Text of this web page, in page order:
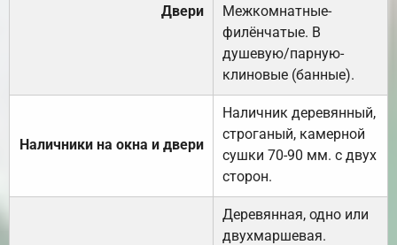
Двери
Межкомнатные-
филёнчатые. В
душевую/парную-
клиновые (банные).
Наличники на окна и двери
Наличник деревянный,
строганый, камерной
сушки 70-90 мм. с двух
сторон.
Деревянная, одно или
двухмаршевая.